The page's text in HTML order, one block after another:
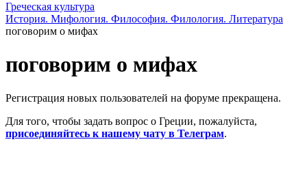
Греческая культура
История. Мифология. Философия. Филология. Литература
поговорим о мифах
поговорим о мифах
Регистрация новых пользователей на форуме прекращена.
Для того, чтобы задать вопрос о Греции, пожалуйста,
присоединяйтесь к нашему чату в Телеграм.